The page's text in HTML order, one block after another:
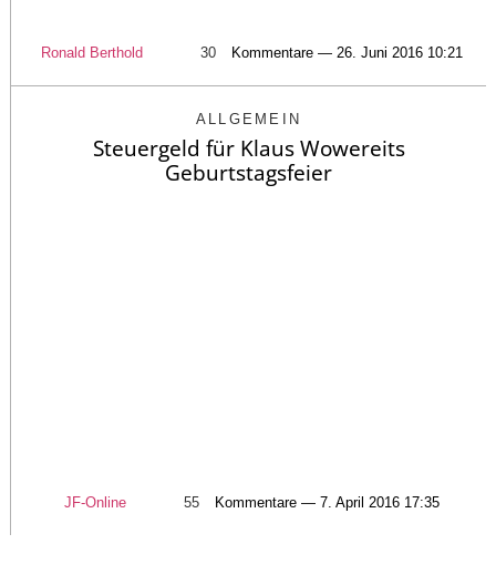
Ronald Berthold 30 Kommentare — 26. Juni 2016 10:21
ALLGEMEIN
Steuergeld für Klaus Wowereits
Geburtstagsfeier
JF-Online 55 Kommentare — 7. April 2016 17:35